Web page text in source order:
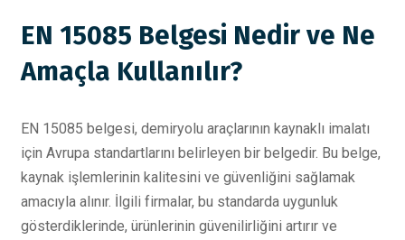
EN 15085 Belgesi Nedir ve Ne
Amaçla Kullanılır?
EN 15085 belgesi, demiryolu araçlarının kaynaklı imalatı
için Avrupa standartlarını belirleyen bir belgedir. Bu belge,
kaynak işlemlerinin kalitesini ve güvenliğini sağlamak
amacıyla alınır. İlgili firmalar, bu standarda uygunluk
gösterdiklerinde, ürünlerinin güvenilirliğini artırır ve